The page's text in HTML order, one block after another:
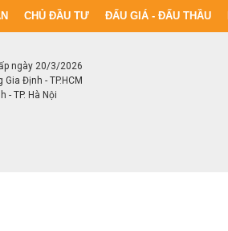
CHỦ ĐẦU TƯ ĐẤU GIÁ - ĐẤU THẦU
ngày 20/3/2026
Định - TP.HCM
- TP. Hà Nội